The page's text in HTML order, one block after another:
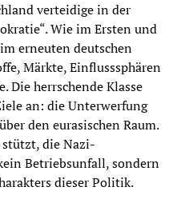
verteidige in der
Wie im Ersten und
erneuten deutschen
Märkte, Einflusssphären
Die herrschende Klasse
an: die Unterwerfung
den eurasischen Raum.
stützt, die Nazi-
Betriebsunfall, sondern
dieser Politik.